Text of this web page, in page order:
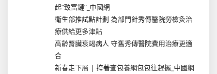
起“致富鏈”_中國網
衛生部推試點計劃 為部門針秀傳醫院勞檢灸治
療供給更多津貼
高齡腎臟衰竭病人 守舊秀傳醫院費用治療更適
合
新春走下層 | 挎著查包養網包包往趕擺_中國網